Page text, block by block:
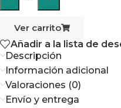
Ver carrito
Añadir a la lista de
Descripción
Información adicional
Valoraciones (0)
Envío y entrega